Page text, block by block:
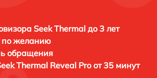
Seek Thermal до 3 лет
по желанию
обращения
Thermal Reveal Pro от 35 минут